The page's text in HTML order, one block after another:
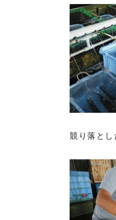
競り落と